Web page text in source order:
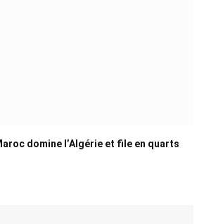
domine l’Algérie et file en quarts